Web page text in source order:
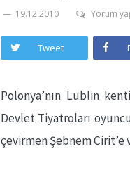
19.12.2010 Yorum
Tweet
Polonya’nın Lublin
Devlet Tiyatroları
çevirmen Şebnem Cirit’e